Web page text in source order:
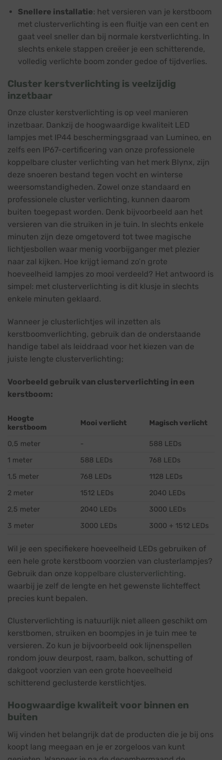
Snellere installatie: het versieren van je kerstboom
met clusterverlichting is een fluitje van een cent en
gaat veel sneller dan bij normale kerstverlichting. In
slechts enkele stappen creëer je een schitterende,
volledig verlichte boom zonder gedoe of tijdverlies.
Cluster kerstverlichting is veelzijdig
inzetbaar
Onze cluster kerstverlichting is op veel manieren
inzetbaar. Dankzij de hoogwaardige kwaliteit LED
lampjes met IP44 beschermingsgraad van Lumineo, en
zelfs een IP67-certificering van onze professionele
koppelbare cluster verlichting van het merk Blynx, zijn
deze snoeren bestand tegen vocht en winterse
weersomstandigheden. Zowel onze standaard en
professionele cluster verlichting, kunnen daarom
buiten toegepast worden. Denk bijvoorbeeld aan het
versieren van die struiken in je tuin. In slechts enkele
minuten zijn deze omgetoverd tot twee magische
lichtjesbollen waar menig voorbijganger met plezier
naar zal kijken. Hoe krijgt iemand zo’n grote
hoeveelheid lampjes zo mooi verdeeld? Het antwoord is
simpel: met clusterverlichting is dit klusje in slechts
enkele minuten geklaard.
Wanneer je clusterlichtjes wil inzetten als
kerstboomverlichting, gebruik dan de onderstaande
handige tabel als leiddraad voor het kiezen van de
juiste lengte clusterverlichting;
Voorbeeld gebruik van clusterverlichting in een
kerstboom:
Hoogte
kerstboom
Mooi verlicht Magisch verlicht
0,5 meter -
588 LEDs
1 meter
588 LEDs
768 LEDs
1,5 meter
768 LEDs
1128 LEDs
2 meter
1512 LEDs
2040 LEDs
2,5 meter
2040 LEDs
3000 LEDs
3 meter
3000 LEDs 3000 + 1512 LEDs
Wil je een specifiekere hoeveelheid LEDs gebruiken of
een hele grote kerstboom voorzien van clusterlampjes?
Gebruik dan onze koppelbare clusterverlichting.
waarbij je zelf de lengte en het gewenste lichteffect
precies kunt bepalen.
Clusterverlichting is natuurlijk niet alleen geschikt om
kerstbomen, struiken en boompjes in je tuin mee te
versieren. Zo kun je bijvoorbeeld ook lijnenspellen
rondom jouw deurpost, raam, balkon, schutting of
dakgoot voorzien van een grote hoeveelheid
schitterend geclusterde kerstlichtjes.
Hoogwaardige kwaliteit voor binnen en
buiten
Wij vinden het belangrijk dat de producten die je bij ons
koopt lang meegaan en je er zorgeloos van kunt